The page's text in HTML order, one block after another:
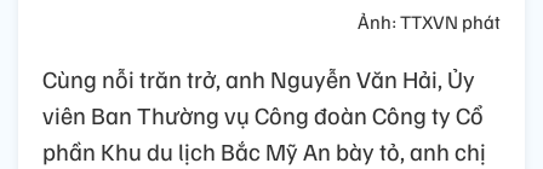
Ảnh: TTXVN phát
Cùng nỗi trăn trở, anh Nguyễn Văn Hải, Ủy
viên Ban Thường vụ Công đoàn Công ty Cổ
phần Khu du lịch Bắc Mỹ An bày tỏ, anh chị